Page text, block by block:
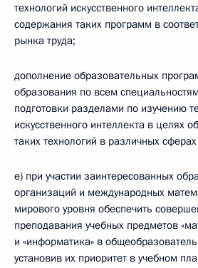
технологий искусственного
содержания таких программ в
рынка труда;
дополнение образовательных
образования по всем
подготовки разделами по изучению
искусственного интеллекта в целях
таких технологий в различных
е) при участии заинтересованных
организаций и международных
мирового уровня обеспечить
преподавания учебных предметов
и «информатика» в
установив их приоритет в учебном